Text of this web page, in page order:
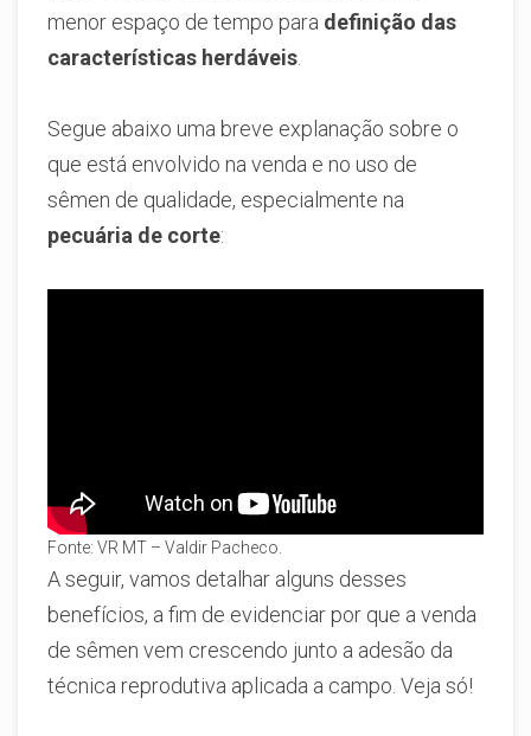
menor espaço de tempo para definição das
características herdáveis
Segue abaixo uma breve explanação sobre o
que está envolvido na venda e no uso de
sêmen de qualidade, especialmente na
pecuária de corte:
Fonte: VR MT – Valdir Pacheco.
A seguir, vamos detalhar alguns desses
benefícios, a fim de evidenciar por que a venda
de sêmen vem crescendo junto a adesão da
técnica reprodutiva aplicada a campo. Veja só!